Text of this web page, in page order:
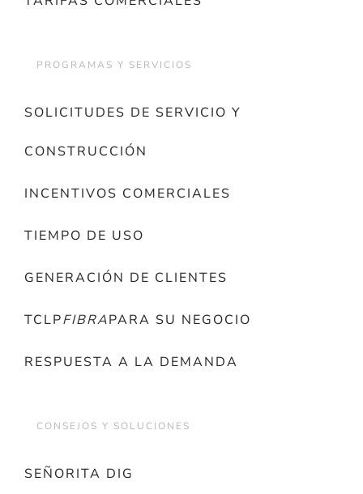
PROGRAMAS Y SERVICIOS
SOLICITUDES DE SERVICIO Y
CONSTRUCCIÓN
INCENTIVOS COMERCIALES
TIEMPO DE USO
GENERACIÓN DE CLIENTES
TCLPFIBRAPARA SU NEGOCIO
RESPUESTA A LA DEMANDA
CONSEJOS Y SOLUCIONES
SEÑORITA DIG